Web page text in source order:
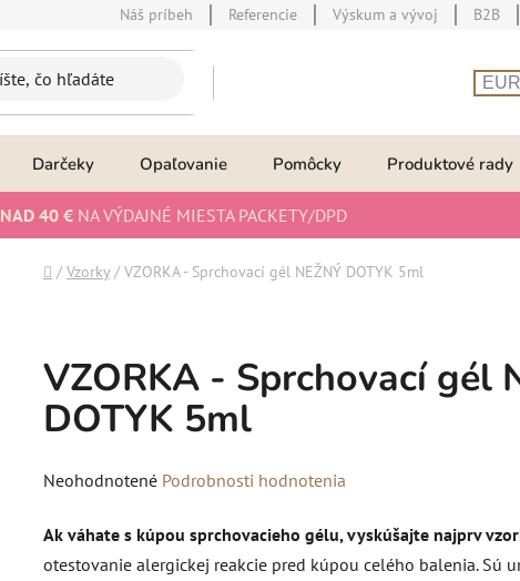
Náš príbeh Referencie Výskum a vývoj B2B
EUR
Darčeky Opaľovanie Pomôcky Produktové rady
NAD 40 € NA VÝDAJNÉ MIESTA PACKETY/DPD
Domov
/ Vzorky / VZORKA - Sprchovací gél NEŽNÝ DOTYK 5ml
VZORKA - Sprchovací gél
DOTYK 5ml
Priemerné
produktu
je
Neohodnotené Podrobnosti hodnotenia
Ak váhate s kúpou sprchovacieho gélu, vyskúšajte najprv
otestovanie alergickej reakcie pred kúpou celého balenia. Sú